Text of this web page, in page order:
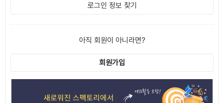
로그인 정보 찾기
아직 회원이 아니라면?
회원가입